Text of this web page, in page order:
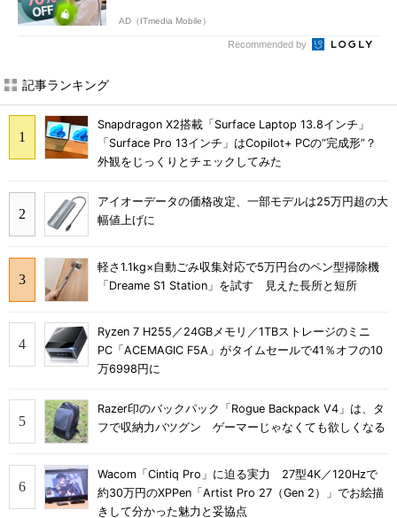
AD（ITmedia Mobile）
Recommended by
記事ランキング
Snapdragon X2搭載「Surface Laptop 13.8インチ」
「Surface Pro 13インチ」はCopilot+ PCの“完成形”？
外観をじっくりとチェックしてみた
アイオーデータの価格改定、一部モデルは25万円超の大
幅値上げに
軽さ1.1kg×自動ごみ収集対応で5万円台のペン型掃除機
「Dreame S1 Station」を試す 見えた長所と短所
Ryzen 7 H255／24GBメモリ／1TBストレージのミニ
PC「ACEMAGIC F5A」がタイムセールで41％オフの10
万6998円に
Razer印のバックパック「Rogue Backpack V4」は、タ
フで収納力バツグン ゲーマーじゃなくても欲しくなる
Wacom「Cintiq Pro」に迫る実力 27型4K／120Hzで
約30万円のXPPen「Artist Pro 27（Gen 2）」でお絵描
きして分かった魅力と妥協点